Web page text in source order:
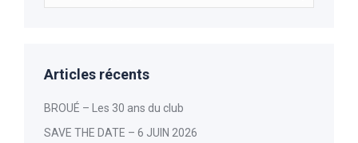
:
Articles récents
BROUÉ – Les 30 ans du club
SAVE THE DATE – 6 JUIN 2026